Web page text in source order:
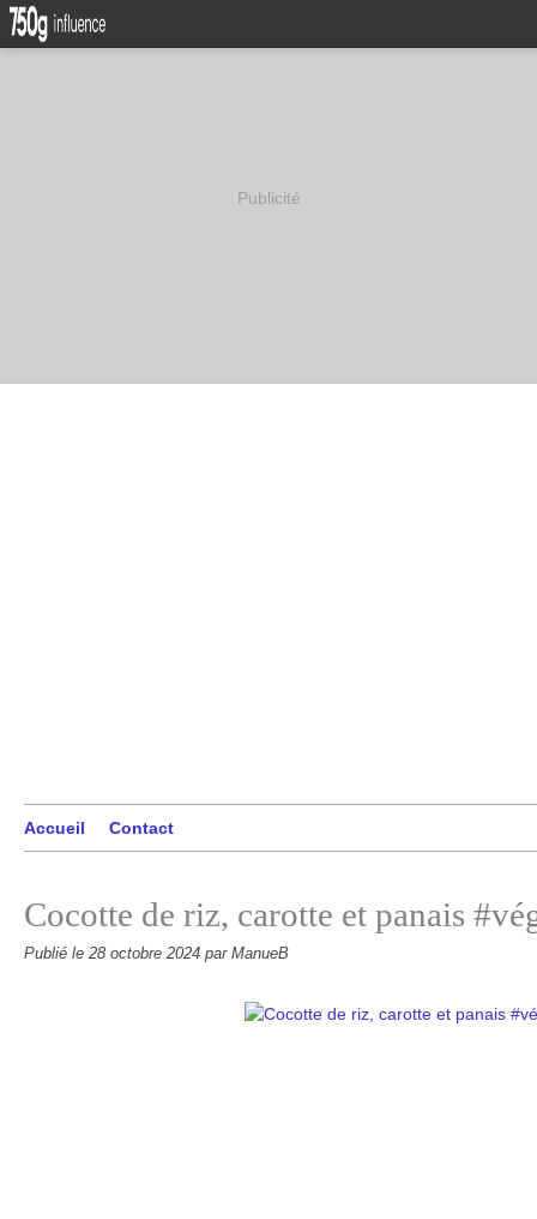
Publicité
Accueil Contact
Cocotte de riz, carotte et panais
Publié le 28 octobre 2024 par ManueB